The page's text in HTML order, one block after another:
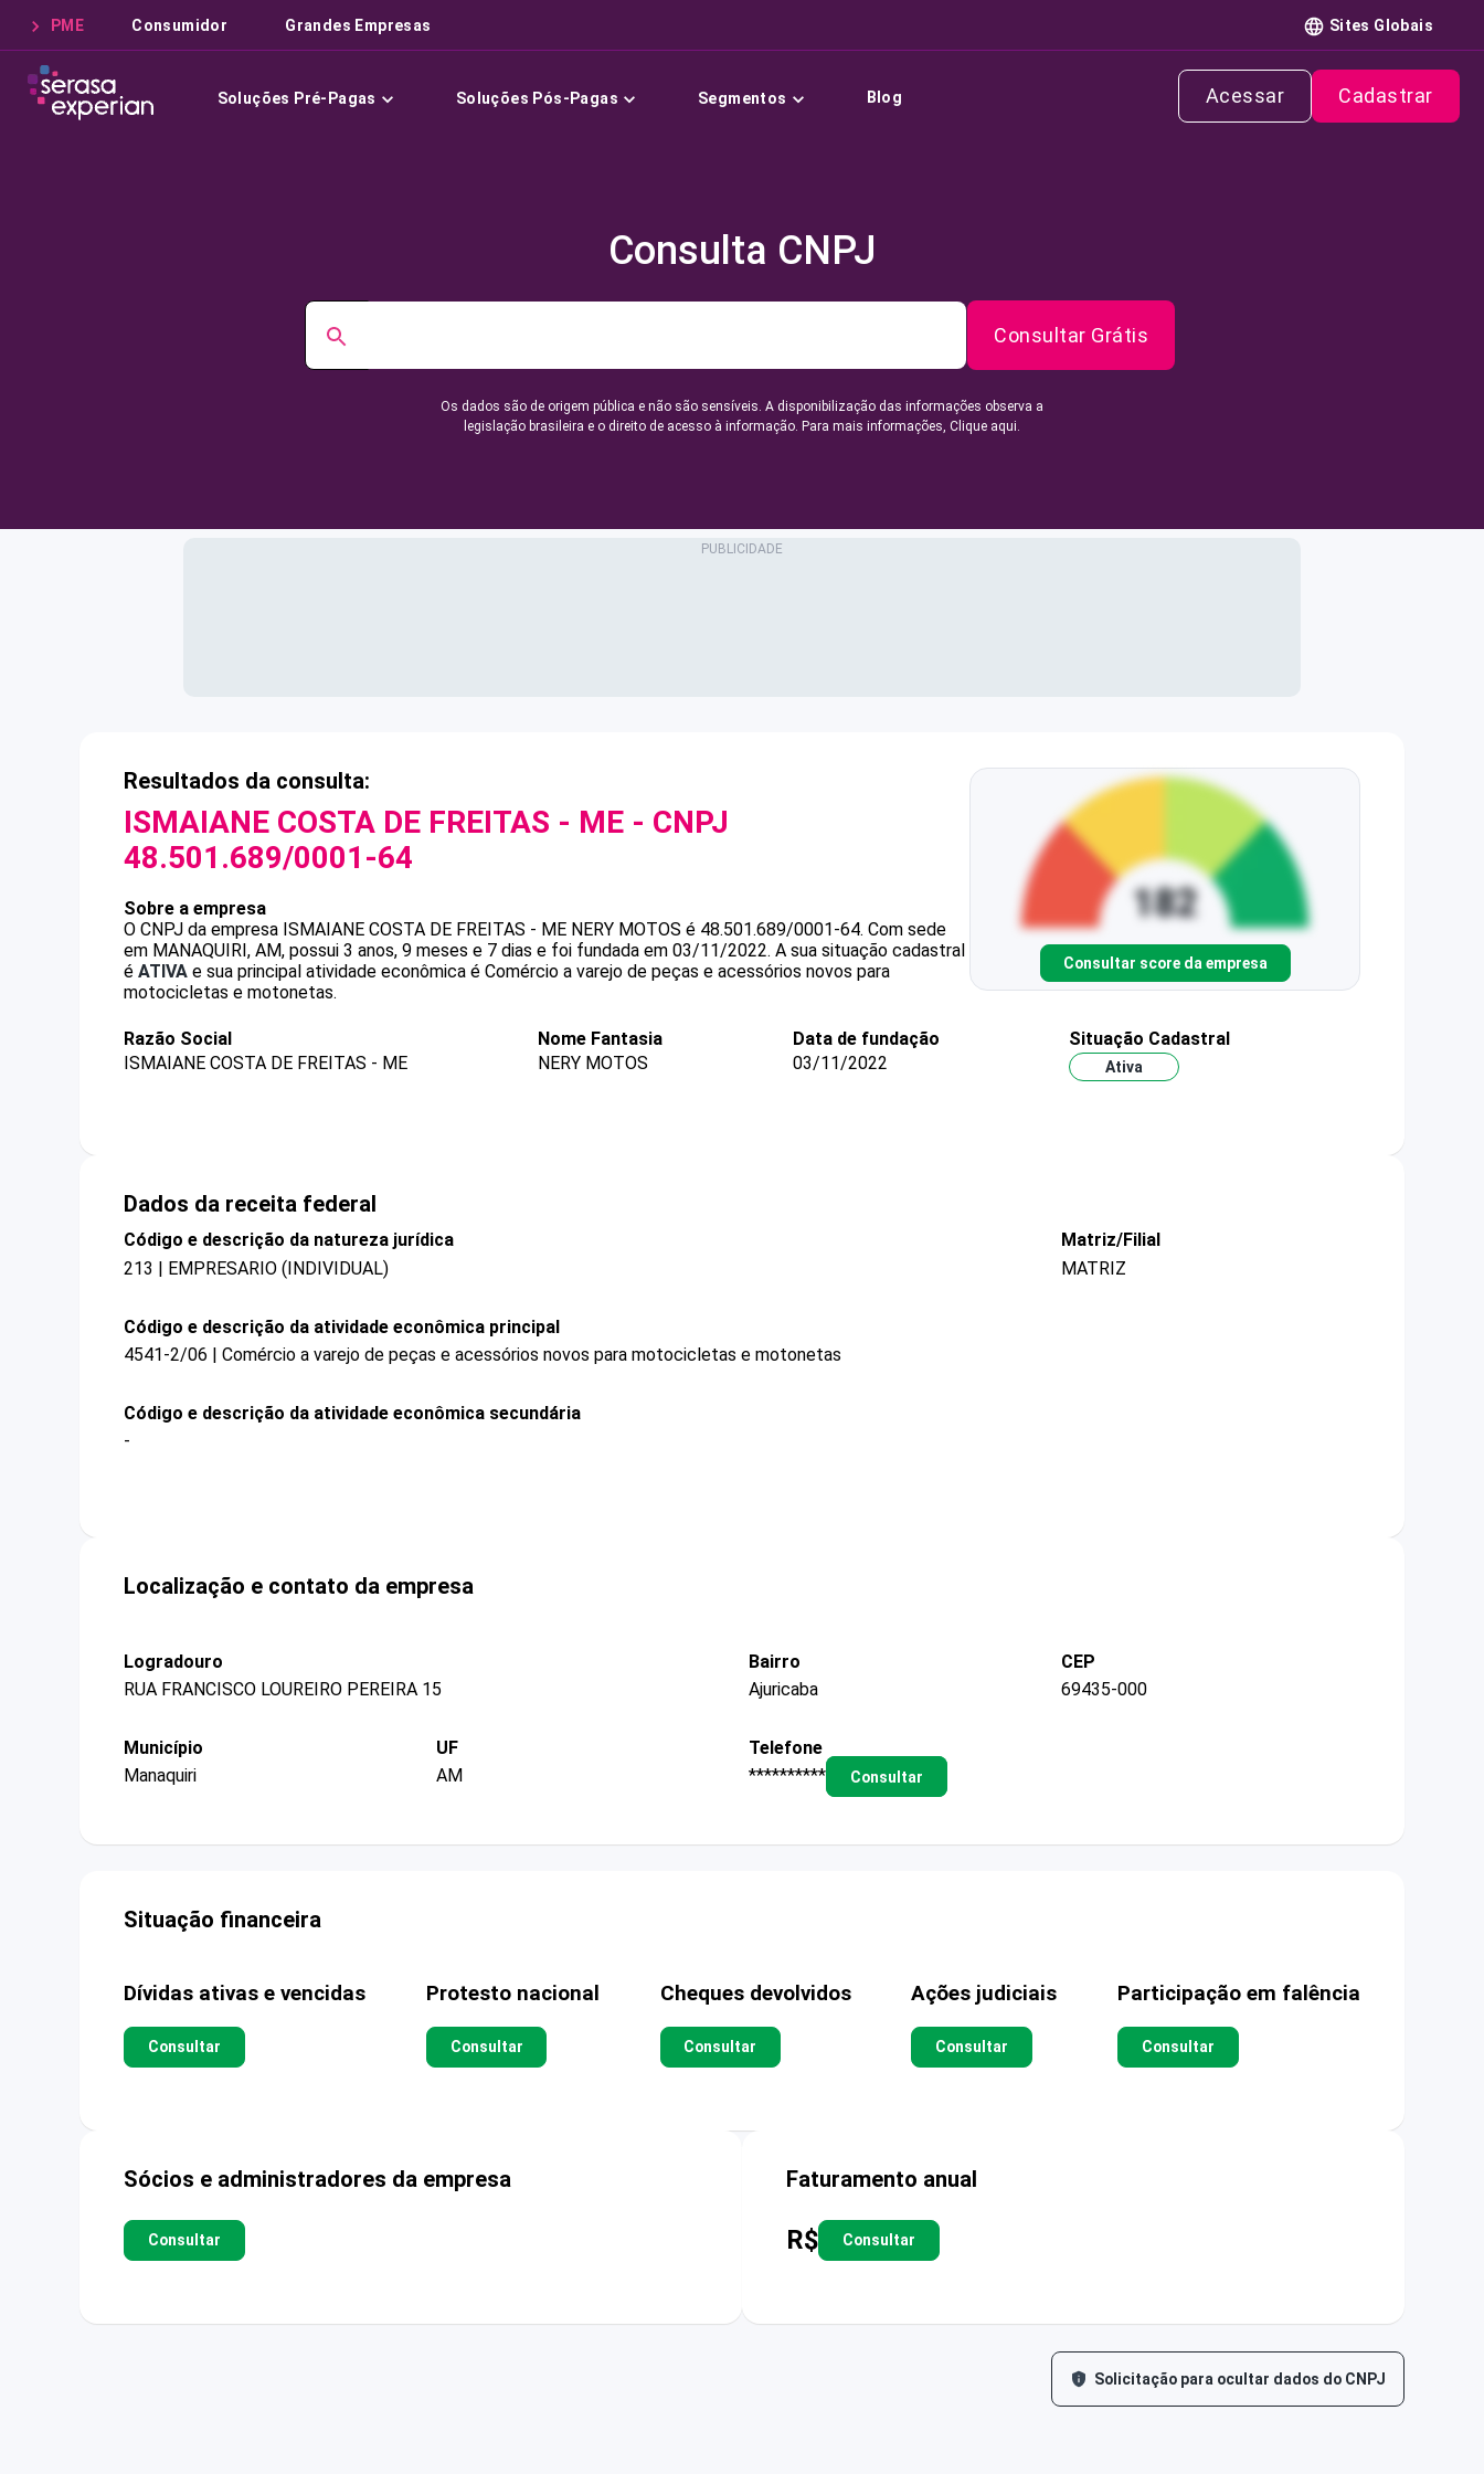
PME Consumidor Grandes Empresas Sites Globais
Soluções Pré-Pagas Soluções Pós-Pagas Segmentos Blog Acessar Cadastrar
Consulta CNPJ
Consultar Grátis
Os dados são de origem pública e não são sensíveis. A disponibilização das informações observa a
legislação brasileira e o direito de acesso à informação. Para mais informações, Clique aqui.
Resultados da consulta:
ISMAIANE COSTA DE FREITAS - ME - CNPJ
48.501.689/0001-64
Sobre a empresa
O CNPJ da empresa ISMAIANE COSTA DE FREITAS - ME NERY MOTOS é 48.501.689/0001-64. Com sede
em MANAQUIRI, AM, possui 3 anos, 9 meses e 7 dias e foi fundada em 03/11/2022. A sua situação cadastral
é ATIVA e sua principal atividade econômica é Comércio a varejo de peças e acessórios novos para
motocicletas e motonetas.
Consultar score da empresa
Razão Social
ISMAIANE COSTA DE FREITAS - ME
Nome Fantasia
NERY MOTOS
Data de fundação
03/11/2022
Situação Cadastral
Ativa
Dados da receita federal
Código e descrição da natureza jurídica
213 | EMPRESARIO (INDIVIDUAL)
Matriz/Filial
MATRIZ
Código e descrição da atividade econômica principal
4541-2/06 | Comércio a varejo de peças e acessórios novos para motocicletas e motonetas
Código e descrição da atividade econômica secundária
-
Localização e contato da empresa
Logradouro
RUA FRANCISCO LOUREIRO PEREIRA 15
Bairro
Ajuricaba
CEP
69435-000
Município
Manaquiri
UF
AM
Telefone
**********
Consultar
Situação financeira
Dívidas ativas e vencidas
Consultar
Protesto nacional
Consultar
Cheques devolvidos
Consultar
Ações judiciais
Consultar
Participação em falência
Consultar
Sócios e administradores da empresa
Consultar
Faturamento anual
R$ Consultar
Solicitação para ocultar dados do CNPJ